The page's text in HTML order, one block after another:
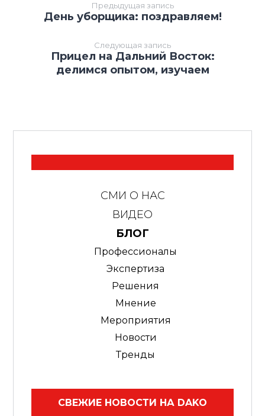
Предыдущая запись
День уборщика: поздравляем!
Следующая запись
Прицел на Дальний Восток:
делимся опытом, изучаем
СМИ О НАС
ВИДЕО
БЛОГ
Профессионалы
Экспертиза
Решения
Мнение
Мероприятия
Новости
Тренды
СВЕЖИЕ НОВОСТИ НА DAKO